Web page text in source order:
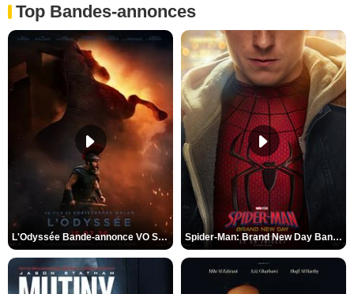
Top Bandes-annonces
L'Odyssée Bande-annonce VO STFR Spider-Man: Brand New Day Bande-annonce VO STFR